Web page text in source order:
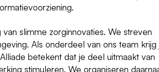
slimme zorginnovaties. We streven
Als onderdeel van ons team krijg
betekent dat je deel uitmaakt van
stimuleren. We organiseren